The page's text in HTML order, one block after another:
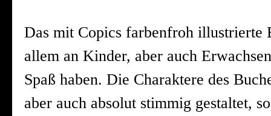
Das mit Copics farbenfroh illustrierte
allem an Kinder, aber auch
Spaß haben. Die Charaktere des
aber auch absolut stimmig gestaltet,